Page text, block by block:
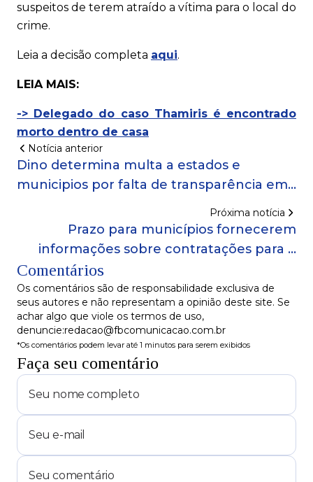
suspeitos de terem atraído a vítima para o local do
crime.
Leia a decisão completa aqui.
LEIA MAIS:
-> Delegado do caso Thamiris é encontrado
morto dentro de casa
Notícia anterior
Dino determina multa a estados e
municipios por falta de transparência em
Próxima notícia
Prazo para municípios fornecerem
informações sobre contratações para o
São João termina nesta quarta (10)
Comentários
Os comentários são de responsabilidade exclusiva de
seus autores e não representam a opinião deste site. Se
achar algo que viole os termos de uso,
denuncie:redacao@fbcomunicacao.com.br
*Os comentários podem levar até 1 minutos para serem exibidos
Faça seu comentário